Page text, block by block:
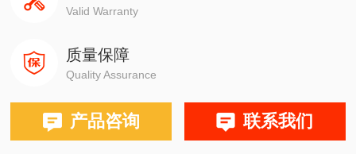
设蓄水池和加压
Valid Warranty
质量保障
Quality Assurance
产品咨询 联系我们